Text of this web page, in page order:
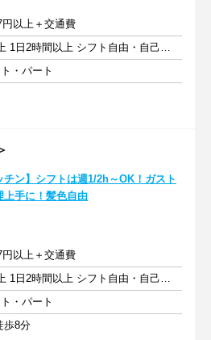
円以上＋交通費
週1日以上 1日2時間以上 シフト自由・自己申告
・パート
チン】シフトは週1/2h～OK！ガスト
上手に！髪色自由
円以上＋交通費
週1日以上 1日2時間以上 シフト自由・自己申告
・パート
歩8分